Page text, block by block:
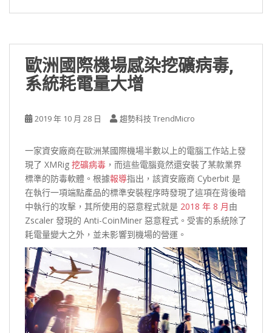
歐洲國際機場感染挖礦病毒,
系統耗電量大增
2019 年 10 月 28 日 趨勢科技 TrendMicro
一家資安廠商在歐洲某國際機場半數以上的電腦工作站上發
現了 XMRig 挖礦病毒 ，而這些電腦竟然還安裝了某款業界
標準的防毒軟體。根據報導指出，該資安廠商 Cyberbit 是
在執行一項端點產品的標準安裝程序時發現了這項在背後暗
中執行的攻擊，其所使用的惡意程式就是 2018 年 8 月由
Zscaler 發現的 Anti-CoinMiner 惡意程式。受害的系統除了
耗電量變大之外，並未影響到機場的營運。